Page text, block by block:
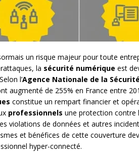
un risque majeur pour toute
la sécurité numérique est
l’Agence Nationale de la
augmenté de 255% en France entre
constitue un rempart financier et
professionnels une protection contre
violations de données et autres
et bénéfices de cette couverture
hyper-connecté.